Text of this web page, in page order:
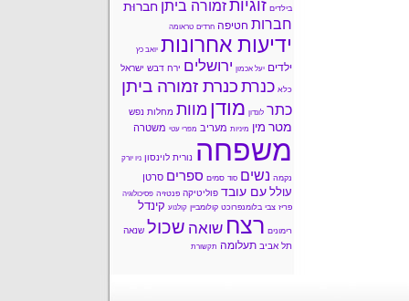
בילדים זוגיותזמורה ביתן חברוּת
חברות חטיפה חרדים טראומה
ידיעות אחרונות יואב כץ
ילדים יעל אכמון ירושלים ירח דבש ישראל
כלא כנרת כנרת זמורה ביתן
כתר לונדון מודן מוות מחלות נפש
מטר מין מיניות מעריב מפרי עטי משטרה
משפחה נורית לוינסון ניו יורק
נקמה נשים סוד סמים ספרים סרטן
עולל עם עובד פוליטיקה פנטזיה פסיכולוגיה
פריז צבי בלומנפרוכט קולומביין קולנוע קינדל
רימונים רצח שואה שכול שנאה
תל אביב תעלומה תקשורת